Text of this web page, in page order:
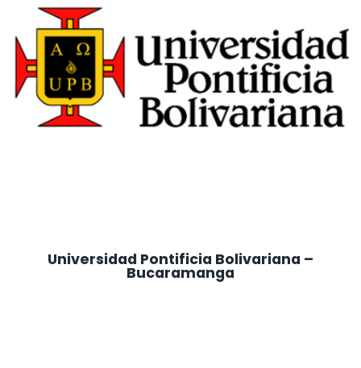
Universidad Pontificia Bolivariana –
Bucaramanga